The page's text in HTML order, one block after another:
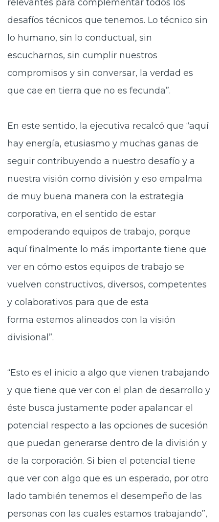
relevantes para complementar todos los
desafíos técnicos que tenemos. Lo técnico sin
lo humano, sin lo conductual, sin
escucharnos, sin cumplir nuestros
compromisos y sin conversar, la verdad es
que cae en tierra que no es fecunda”.
En este sentido, la ejecutiva recalcó que “aquí
hay energía, etusiasmo y muchas ganas de
seguir contribuyendo a nuestro desafío y a
nuestra visión como división y eso empalma
de muy buena manera con la estrategia
corporativa, en el sentido de estar
empoderando equipos de trabajo, porque
aquí finalmente lo más importante tiene que
ver en cómo estos equipos de trabajo se
vuelven constructivos, diversos, competentes
y colaborativos para que de esta
forma estemos alineados con la visión
divisional”.
“Esto es el inicio a algo que vienen trabajando
y que tiene que ver con el plan de desarrollo y
éste busca justamente poder apalancar el
potencial respecto a las opciones de sucesión
que puedan generarse dentro de la división y
de la corporación. Si bien el potencial tiene
que ver con algo que es un esperado, por otro
lado también tenemos el desempeño de las
personas con las cuales estamos trabajando”,